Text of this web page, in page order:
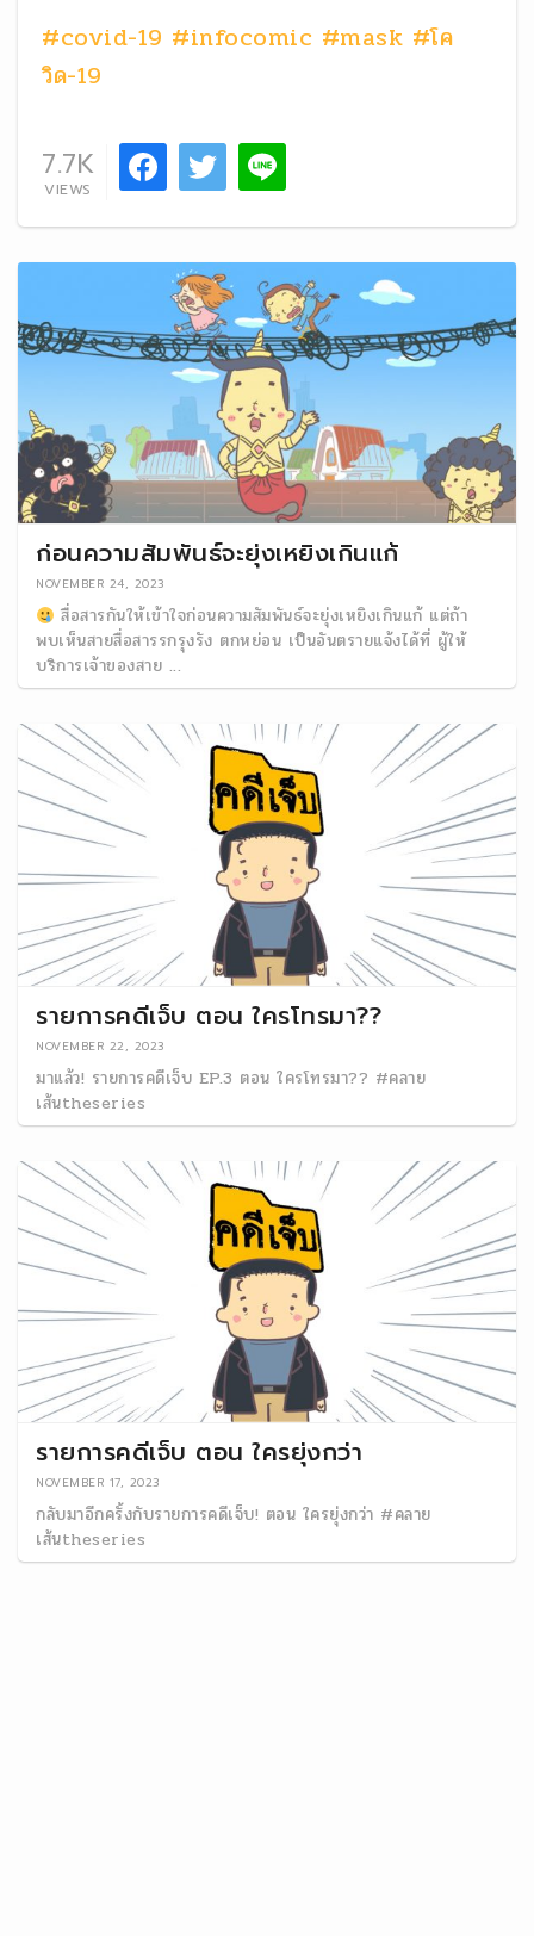
#covid-19 #infocomic #mask #โค
วิด-19
VIEWS
7.7K
ก่อนความสัมพันธ์จะยุ่งเหยิงเกินแก้
NOVEMBER 24, 2023
สื่อสารกันให้เข้าใจก่อนความสัมพันธ์จะยุ่งเหยิงเกินแก้ แต่ถ้า
พบเห็นสายสื่อสารรกรุงรัง ตกหย่อน เป็นอันตรายแจ้งได้ที่ ผู้ให้
บริการเจ้าของสาย ...
รายการคดีเจ็บ ตอน ใครโทรมา??
NOVEMBER 22, 2023
มาแล้ว! รายการคดีเจ็บ EP.3 ตอน ใครโทรมา?? #คลาย
เส้นtheseries
รายการคดีเจ็บ ตอน ใครยุ่งกว่า
NOVEMBER 17, 2023
กลับมาอีกครั้งกับรายการคดีเจ็บ! ตอน ใครยุ่งกว่า #คลาย
เส้นtheseries